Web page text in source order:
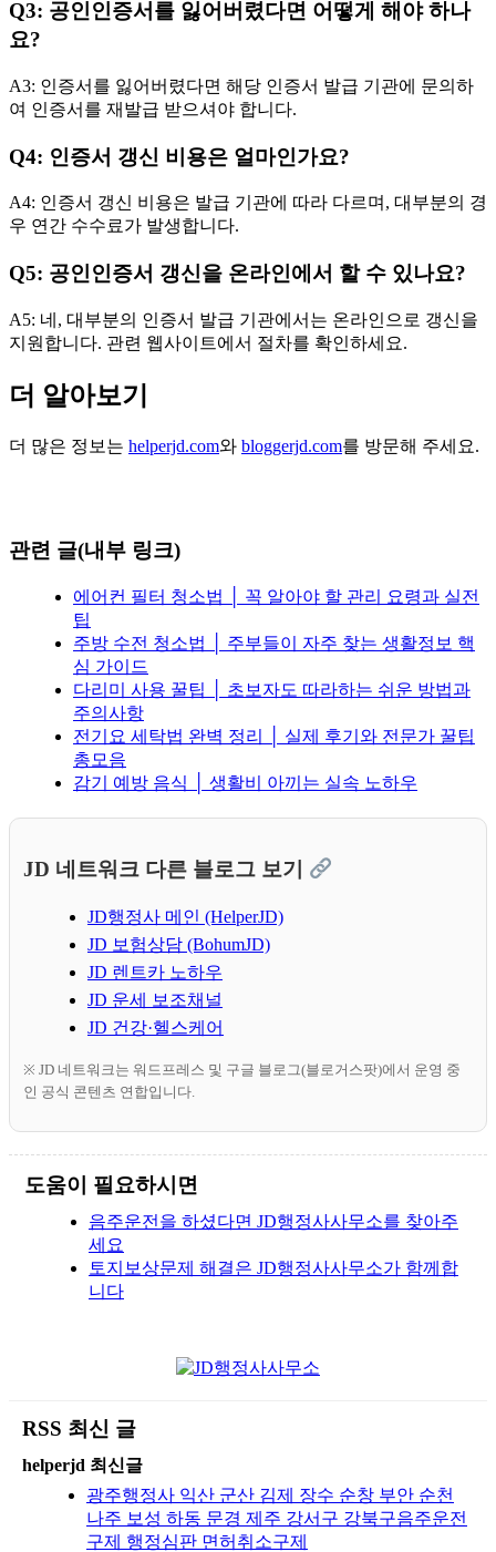
Q3: 공인인증서를 잃어버렸다면 어떻게 해야 하나
요?
A3: 인증서를 잃어버렸다면 해당 인증서 발급 기관에 문의하
여 인증서를 재발급 받으셔야 합니다.
Q4: 인증서 갱신 비용은 얼마인가요?
A4: 인증서 갱신 비용은 발급 기관에 따라 다르며, 대부분의 경
우 연간 수수료가 발생합니다.
Q5: 공인인증서 갱신을 온라인에서 할 수 있나요?
A5: 네, 대부분의 인증서 발급 기관에서는 온라인으로 갱신을
지원합니다. 관련 웹사이트에서 절차를 확인하세요.
더 알아보기
더 많은 정보는 helperjd.com와 bloggerjd.com를 방문해 주세요.
관련 글(내부 링크)
에어컨 필터 청소법 │ 꼭 알아야 할 관리 요령과 실전
팁
주방 수전 청소법 │ 주부들이 자주 찾는 생활정보 핵
심 가이드
다리미 사용 꿀팁 │ 초보자도 따라하는 쉬운 방법과
주의사항
전기요 세탁법 완벽 정리 │ 실제 후기와 전문가 꿀팁
총모음
감기 예방 음식 │ 생활비 아끼는 실속 노하우
JD 네트워크 다른 블로그 보기
JD행정사 메인 (HelperJD)
JD 보험상담 (BohumJD)
JD 렌트카 노하우
JD 운세 보조채널
JD 건강·헬스케어
※ JD 네트워크는 워드프레스 및 구글 블로그(블로거스팟)에서 운영 중
인 공식 콘텐츠 연합입니다.
도움이 필요하시면
음주운전을 하셨다면 JD행정사사무소를 찾아주
세요
토지보상문제 해결은 JD행정사사무소가 함께합
니다
RSS 최신 글
helperjd 최신글
광주행정사 익산 군산 김제 장수 순창 부안 순천
나주 보성 하동 문경 제주 강서구 강북구음주운전
구제 행정심판 면허취소구제